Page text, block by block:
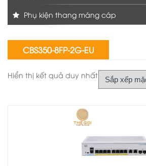
Phụ kiện thang máng cáp
CBS350-8FP-2G-EU
Hiển thị kết quả duy nhất